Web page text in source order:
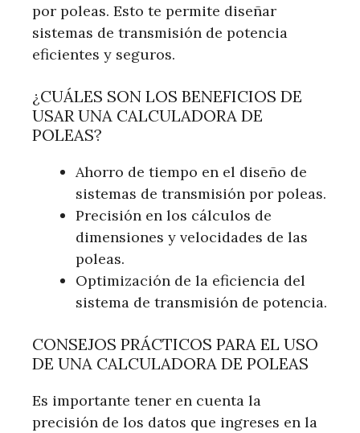
por poleas. Esto te permite diseñar
sistemas de transmisión de potencia
eficientes y seguros.
¿CUÁLES SON LOS BENEFICIOS DE
USAR UNA CALCULADORA DE
POLEAS?
Ahorro de tiempo en el diseño de
sistemas de transmisión por poleas.
Precisión en los cálculos de
dimensiones y velocidades de las
poleas.
Optimización de la eficiencia del
sistema de transmisión de potencia.
CONSEJOS PRÁCTICOS PARA EL USO
DE UNA CALCULADORA DE POLEAS
Es importante tener en cuenta la
precisión de los datos que ingreses en la